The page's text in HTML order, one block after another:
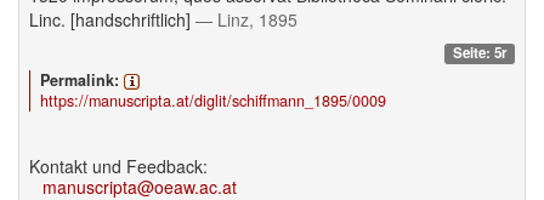
Linc. [handschriftlich] — Linz, 1895
Seite: 5r
Permalink:
https://manuscripta.at/diglit/schiffmann_1895/0009
Kontakt und Feedback:
manuscripta@oeaw.ac.at